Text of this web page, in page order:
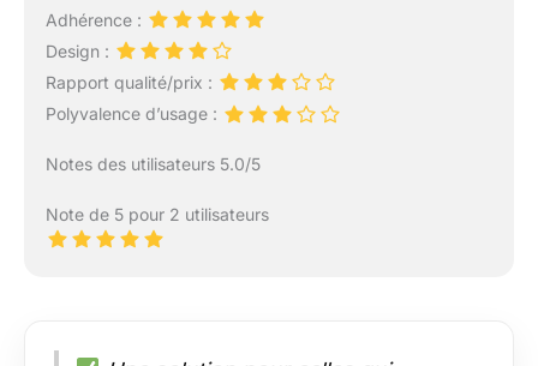
Adhérence :
Design :
Rapport qualité/prix :
Polyvalence d’usage :
Notes des utilisateurs 5.0/5
Note de 5 pour 2 utilisateurs